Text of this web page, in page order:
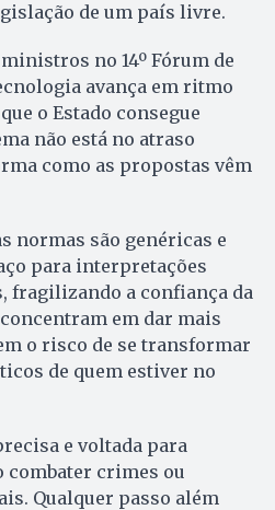
de um país livre.
no 14º Fórum de
avança em ritmo
o Estado consegue
não está no atraso
como as propostas vêm
normas são genéricas e
para interpretações
fragilizando a confiança da
em dar mais
o risco de se transformar
de quem estiver no
e voltada para
combater crimes ou
Qualquer passo além